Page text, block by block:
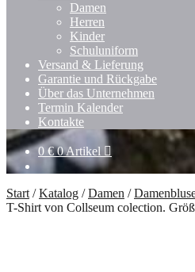
Damen
Herren
Kinder
Schuluniform
Versand & Lieferung
Garantie und Rückgabe
Über das Unternehmen
Termin Kalender
Kontakte
0 € 0 Artikel
Start /Katalog /Damen /
T-Shirt von Collseum colection.